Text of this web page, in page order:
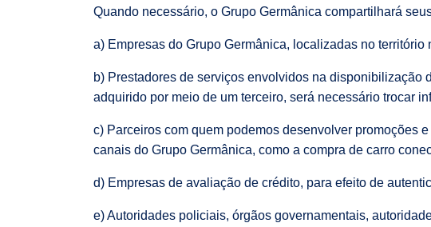
Quando necessário, o Grupo Germânica compartilhará
a) Empresas do Grupo Germânica, localizadas no
b) Prestadores de serviços envolvidos na disponibilização
adquirido por meio de um terceiro, será necessário trocar
c) Parceiros com quem podemos desenvolver promoções
canais do Grupo Germânica, como a compra de carro
d) Empresas de avaliação de crédito, para efeito de
e) Autoridades policiais, órgãos governamentais,